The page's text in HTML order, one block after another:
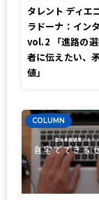
タレント ディエ
ラドーナ：イン
vol.2 「進路の
者に伝えたい、
値」
COLUMN